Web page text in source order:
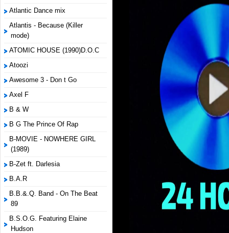
Atlantic Dance mix
Atlantis - Because (Killer
mode)
ATOMIC HOUSE (1990)D.O.C
Atoozi
Awesome 3 - Don t Go
Axel F
B & W
B G The Prince Of Rap
B-MOVIE - NOWHERE GIRL
(1989)
B-Zet ft. Darlesia
B.A.R
B.B.&.Q. Band - On The Beat
89
B.S.O.G. Featuring Elaine
Hudson